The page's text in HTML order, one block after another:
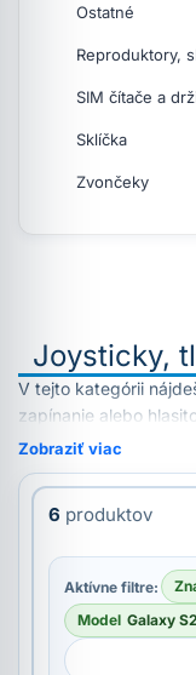
Ostatné
Reproduktory,
SIM čítače a
Sklíčka
Zvončeky
Joysticky,
V tejto kategórii
zapínanie alebo
Zobraziť viac
6 produktov
Aktívne filtre:
Model Galaxy